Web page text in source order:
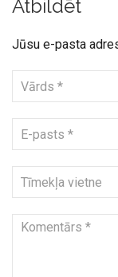
Atbildēt
Jūsu e-pasta